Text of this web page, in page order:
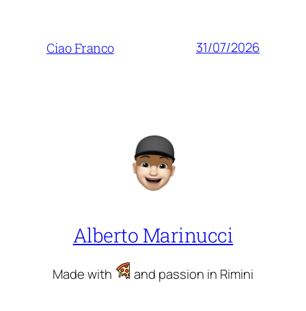
Ciao Franco 31/07/2026
Alberto Marinucci
Made with and passion in Rimini